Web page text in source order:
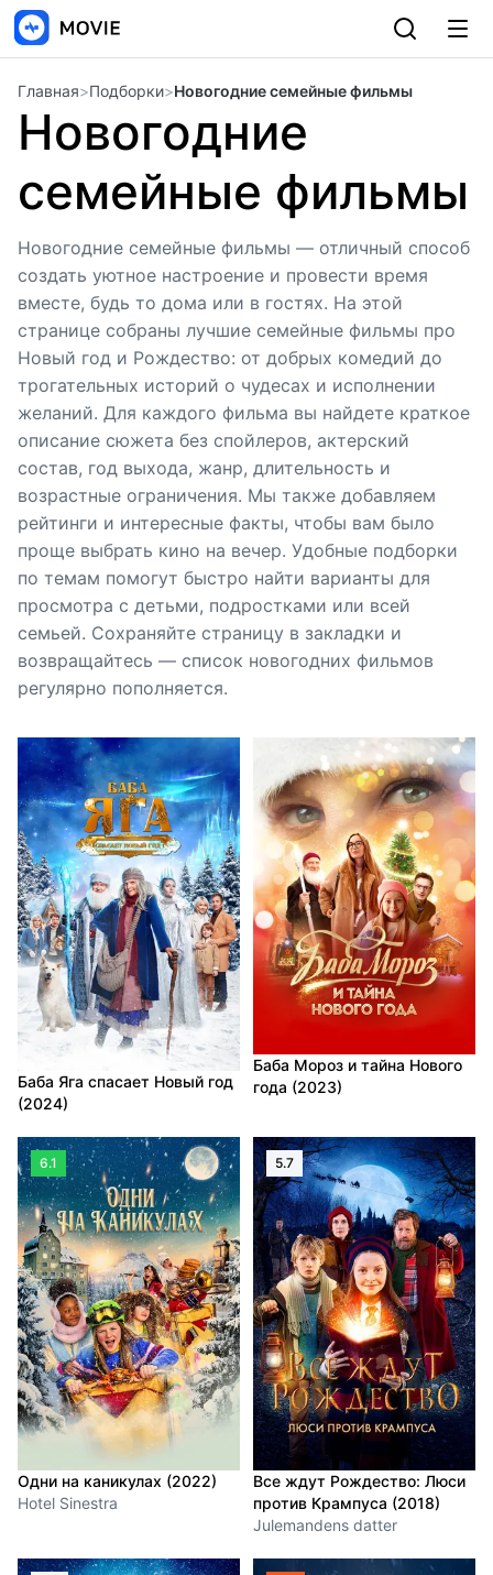
Главная>Подборки>Новогодние семейные фильмы
Новогодние
семейные фильмы
Новогодние семейные фильмы — отличный способ
создать уютное настроение и провести время
вместе, будь то дома или в гостях. На этой
странице собраны лучшие семейные фильмы про
Новый год и Рождество: от добрых комедий до
трогательных историй о чудесах и исполнении
желаний. Для каждого фильма вы найдете краткое
описание сюжета без спойлеров, актерский
состав, год выхода, жанр, длительность и
возрастные ограничения. Мы также добавляем
рейтинги и интересные факты, чтобы вам было
проще выбрать кино на вечер. Удобные подборки
по темам помогут быстро найти варианты для
просмотра с детьми, подростками или всей
семьей. Сохраняйте страницу в закладки и
возвращайтесь — список новогодних фильмов
регулярно пополняется.
Баба Яга спасает Новый год
(2024)
Баба Мороз и тайна Нового
года (2023)
6.1
Одни на каникулах (2022)
Hotel Sinestra
5.7
Все ждут Рождество: Люси
против Крампуса (2018)
Julemandens datter